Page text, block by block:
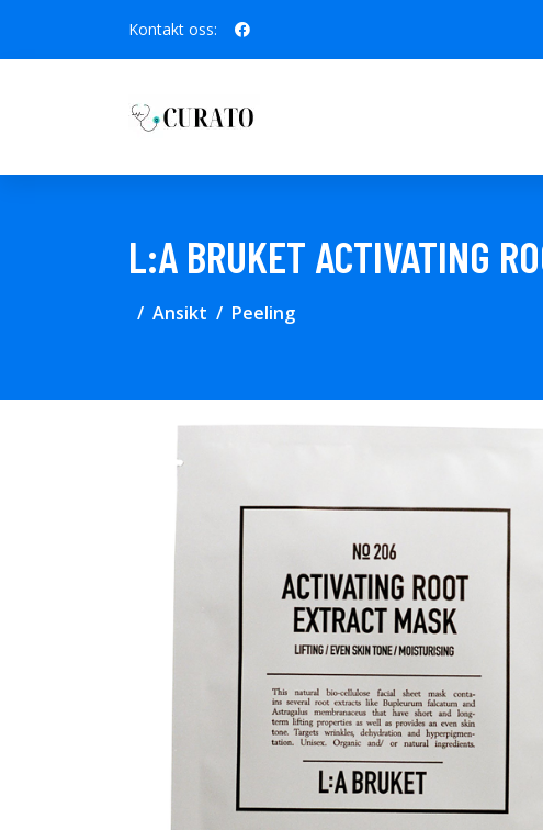
Kontakt oss:
L:A BRUKET ACTIVATING
Ansikt Peeling